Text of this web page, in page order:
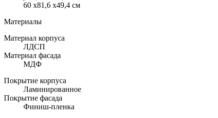
60 x81,6 x49,4 см
Материалы
Материал корпуса
ЛДСП
Материал фасада
МДФ
Покрытие корпуса
Ламинированное
Покрытие фасада
Финиш-пленка